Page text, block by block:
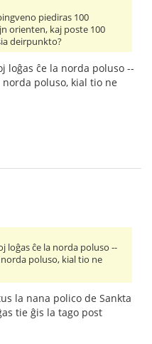
piediras 100
orienten, kaj poste 100
deirpunkto?
loĝas ĉe la norda poluso --
poluso, kial tio ne
loĝas ĉe la norda poluso --
poluso, kial tio ne
la nana polico de Sankta
tie ĝis la tago post